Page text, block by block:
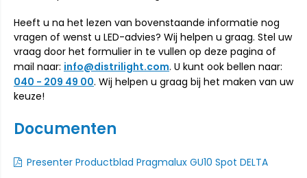
Heeft u na het lezen van bovenstaande informatie nog
vragen of wenst u LED-advies? Wij helpen u graag. Stel uw
vraag door het formulier in te vullen op deze pagina of
mail naar: info@distrilight.com. U kunt ook bellen naar:
040 - 209 49 00. Wij helpen u graag bij het maken van uw
keuze!
Documenten
Presenter Productblad Pragmalux GU10 Spot DELTA